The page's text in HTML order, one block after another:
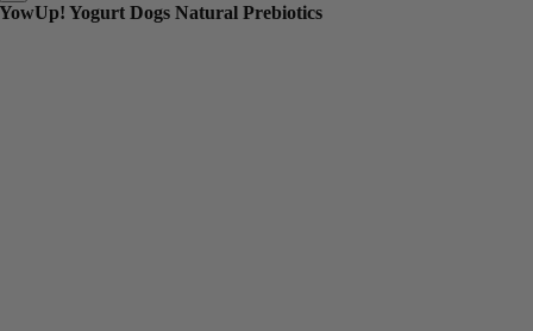
YowUp! Yogurt Dogs Natural Prebiotics